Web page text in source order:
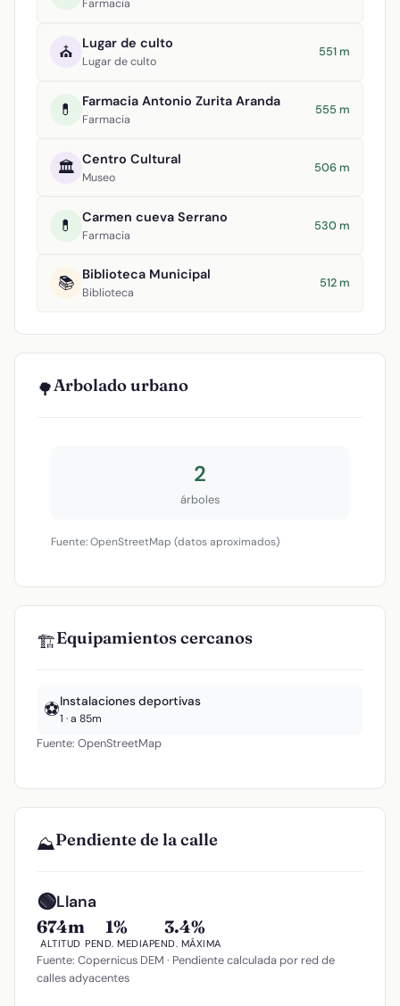
Farmacia
⛪ Lugar de culto
Lugar de culto
551 m
💊 Farmacia Antonio Zurita Aranda
Farmacia
555 m
🏛️ Centro Cultural
Museo
506 m
💊 Carmen cueva Serrano
Farmacia
530 m
📚 Biblioteca Municipal
Biblioteca
512 m
🌳Arbolado urbano
2
árboles
Fuente: OpenStreetMap (datos aproximados)
🏗️Equipamientos cercanos
⚽Instalaciones deportivas
1 · a 85m
Fuente: OpenStreetMap
⛰️Pendiente de la calle
🟢Llana
674m
ALTITUD
1%
PEND. MEDIA
3.4%
PEND. MÁXIMA
Fuente: Copernicus DEM · Pendiente calculada por red de
calles adyacentes